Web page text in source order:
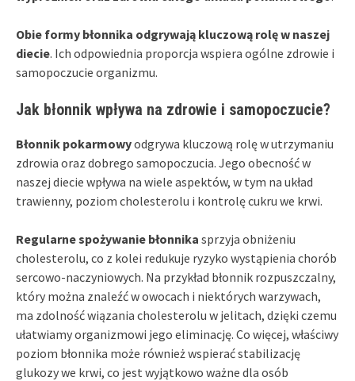
Obie formy błonnika odgrywają kluczową rolę w naszej
diecie. Ich odpowiednia proporcja wspiera ogólne zdrowie i
samopoczucie organizmu.
Jak błonnik wpływa na zdrowie i samopoczucie?
Błonnik pokarmowyodgrywa kluczową rolę w utrzymaniu
zdrowia oraz dobrego samopoczucia. Jego obecność w
naszej diecie wpływa na wiele aspektów, w tym na układ
trawienny, poziom cholesterolu i kontrolę cukru we krwi.
Regularne spożywanie błonnika sprzyja obniżeniu
cholesterolu, co z kolei redukuje ryzyko wystąpienia chorób
sercowo-naczyniowych. Na przykład błonnik rozpuszczalny,
który można znaleźć w owocach i niektórych warzywach,
ma zdolność wiązania cholesterolu w jelitach, dzięki czemu
ułatwiamy organizmowi jego eliminację. Co więcej, właściwy
poziom błonnika może również wspierać stabilizację
glukozy we krwi, co jest wyjątkowo ważne dla osób